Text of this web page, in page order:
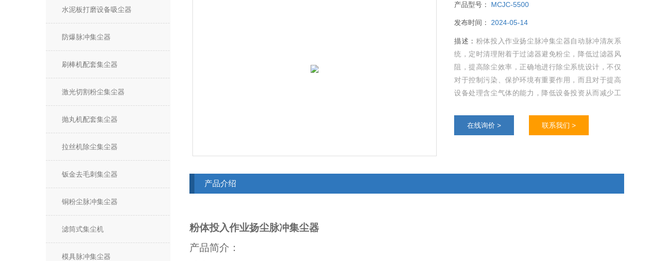
水泥板打磨设备吸尘器
防爆脉冲集尘器
刷棒机配套集尘器
激光切割粉尘集尘器
抛丸机配套集尘器
拉丝机除尘集尘器
钣金去毛刺集尘器
铜粉尘脉冲集尘器
滤筒式集尘机
模具脉冲集尘器
产品型号： MCJC-5500
发布时间： 2024-05-14
描述： 粉体投入作业扬尘脉冲集尘器自动脉冲清灰系
统，定时清理附着于过滤器避免粉尘，降低过滤器风
阻，提高除尘效率，正确地进行除尘系统设计，不仅
对于控制污染、保护环境有重要作用，而且对于提高
设备处理含尘气体的能力，降低设备投资从而减少工
在线询价 > 联系我们 >
产品介绍
粉体投入作业扬尘脉冲集尘器
产品简介：